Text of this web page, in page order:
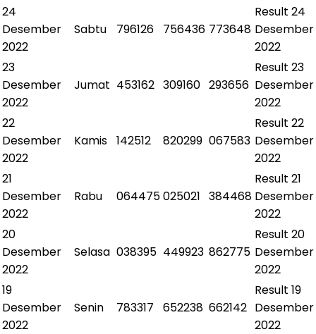
24
Desember
2022
Sabtu 796126 756436 773648
Result 24
Desember
2022
23
Desember
2022
Jumat 453162 309160 293656
Result 23
Desember
2022
22
Desember
2022
Kamis 142512 820299 067583
Result 22
Desember
2022
21
Desember
2022
Rabu 064475025021 384468
Result 21
Desember
2022
20
Desember
2022
Selasa 038395 449923 862775
Result 20
Desember
2022
19
Desember
2022
Senin 783317 652238 662142
Result 19
Desember
2022